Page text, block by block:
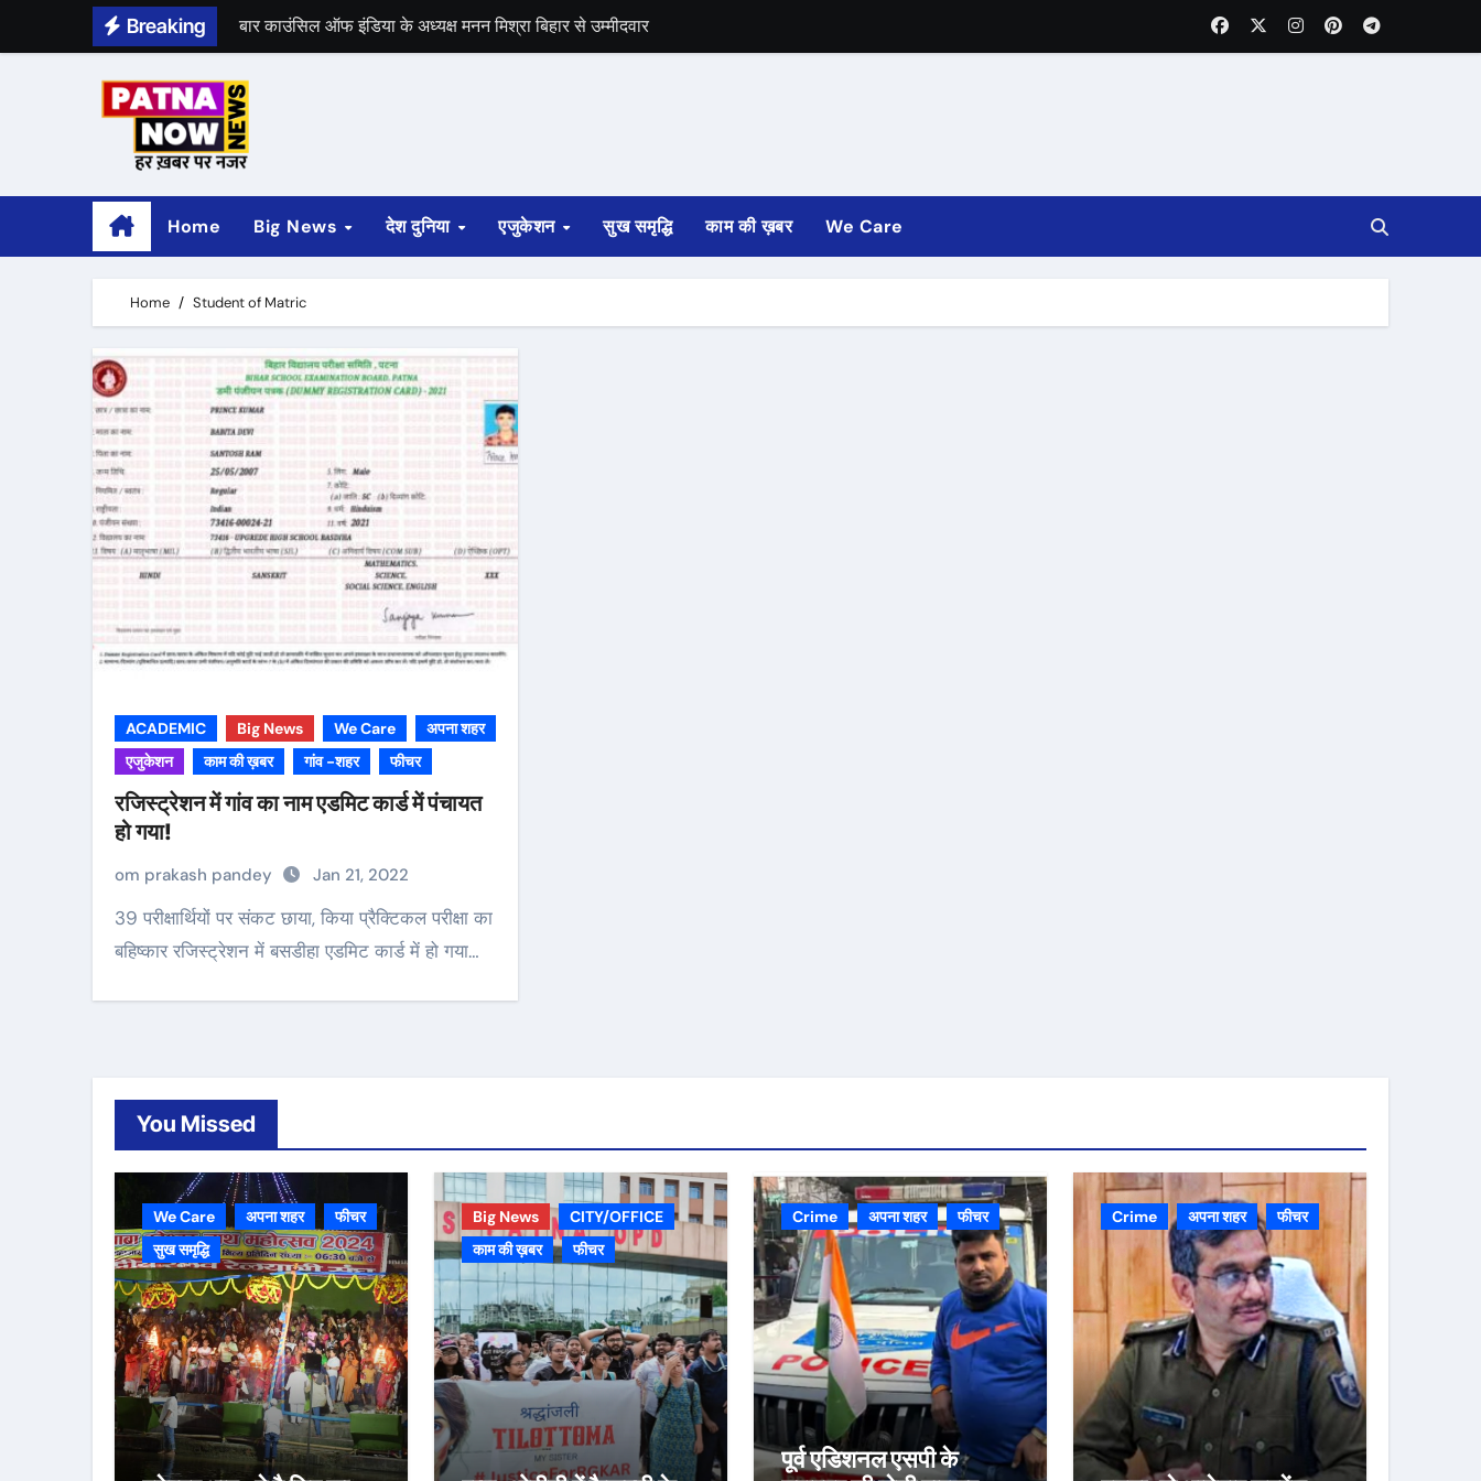
Breaking बार काउंसिल ऑफ इंडिया के अध्यक्ष मनन मिश्रा बिहार से उम्मीदवार
भीम सेना का 21 अगस्त को भारत बंद, राजद का बंद को समर्थन
Home Big News देश दुनिया एजुकेशन सुख समृद्धि काम की ख़बर We Care
Home Student of Matric
ACADEMIC Big News We Care
अपना शहर
एजुकेशन
काम की ख़बर गांव -शहर फीचर
रजिस्ट्रेशन में गांव का नाम एडमिट कार्ड में पंचायत
हो गया!
om prakash pandey Jan 21, 2022
39 परीक्षार्थियों पर संकट छाया, किया प्रैक्टिकल परीक्षा का
बहिष्कार रजिस्ट्रेशन में बसडीहा एडमिट कार्ड में हो गया…
You Missed
We Care अपना शहर
फीचर
सुख समृद्धि
Big News
CITY/OFFICE
काम की ख़बर
फीचर
Crime अपना शहर फीचर
पूर्व एडिशनल एसपी के
Crime अपना शहर फीचर